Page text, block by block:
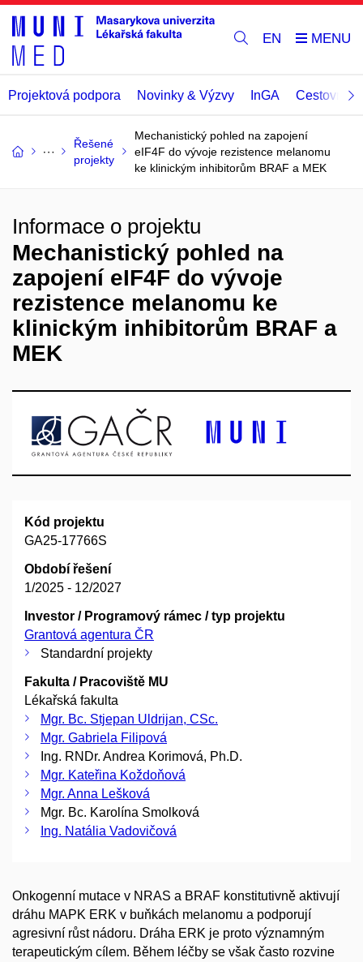
EN
Projektová podpora Novinky & Výzvy InGA Cestovní
Řešené
projekty
Mechanistický pohled na zapojení
eIF4F do vývoje rezistence melanomu
ke klinickým inhibitorům BRAF a MEK
Informace o projektu
Mechanistický pohled na
zapojení eIF4F do vývoje
rezistence melanomu ke
klinickým inhibitorům BRAF a
MEK
Kód projektu
GA25-17766S
Období řešení
1/2025 - 12/2027
Investor / Programový rámec / typ projektu
Grantová agentura ČR
Standardní projekty
Fakulta / Pracoviště MU
Lékařská fakulta
Mgr. Bc. Stjepan Uldrijan, CSc.
Mgr. Gabriela Filipová
Ing. RNDr. Andrea Korimová, Ph.D.
Mgr. Kateřina Koždoňová
Mgr. Anna Lešková
Mgr. Bc. Karolína Smolková
Ing. Natália Vadovičová
Onkogenní mutace v NRAS a BRAF konstitutivně aktivují
dráhu MAPK ERK v buňkách melanomu a podporují
agresivní růst nádoru. Dráha ERK je proto významným
terapeutickým cílem. Během léčby se však často rozvine